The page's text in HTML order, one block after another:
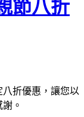
節八折
折優惠，讓您以
。